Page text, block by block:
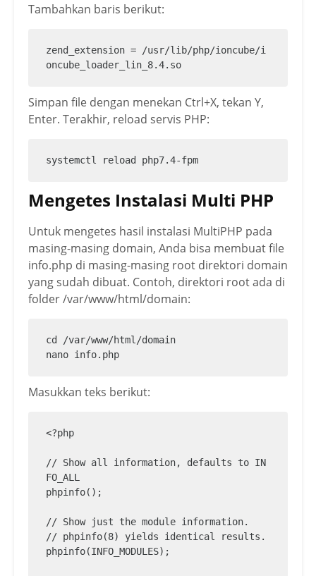
Tambahkan baris berikut:
zend_extension = /usr/lib/php/ioncube/i
oncube_loader_lin_8.4.so
Simpan file dengan menekan Ctrl+X, tekan Y,
Enter. Terakhir, reload servis PHP:
systemctl reload php7.4-fpm
Mengetes Instalasi Multi PHP
Untuk mengetes hasil instalasi MultiPHP pada
masing-masing domain, Anda bisa membuat file
info.php di masing-masing root direktori domain
yang sudah dibuat. Contoh, direktori root ada di
folder /var/www/html/domain:
cd /var/www/html/domain
nano info.php
Masukkan teks berikut:
<?php
// Show all information, defaults to IN
FO_ALL
phpinfo();
// Show just the module information.
// phpinfo(8) yields identical results.
phpinfo(INFO_MODULES);